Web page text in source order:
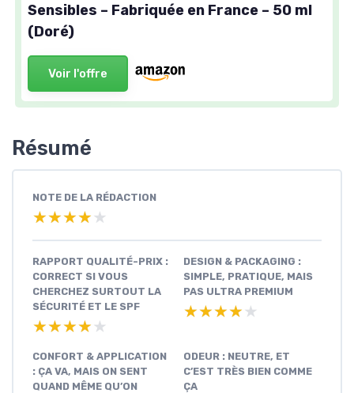
Sensibles – Fabriquée en France – 50 ml
(Doré)
Voir l'offre
Résumé
NOTE DE LA RÉDACTION
★★★★★
★★★★★
RAPPORT QUALITÉ-PRIX :
CORRECT SI VOUS
CHERCHEZ SURTOUT LA
SÉCURITÉ ET LE SPF
★★★★★
★★★★★
DESIGN & PACKAGING :
SIMPLE, PRATIQUE, MAIS
PAS ULTRA PREMIUM
★★★★★
★★★★★
CONFORT & APPLICATION
: ÇA VA, MAIS ON SENT
QUAND MÊME QU’ON
ODEUR : NEUTRE, ET
C’EST TRÈS BIEN COMME
ÇA